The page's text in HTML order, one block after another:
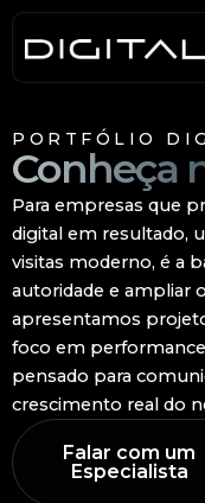
Skip
PORTFÓLIO
Conheça
Para empresas que
digital em resultado,
visitas moderno, é a
autoridade e ampliar
apresentamos
foco em
pensado para
crescimento real do
Falar com um
Especialista